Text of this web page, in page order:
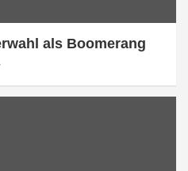
als Boomerang